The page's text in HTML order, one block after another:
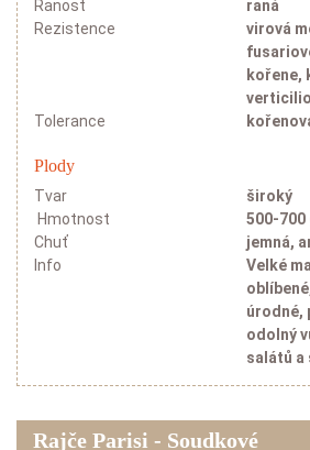
Ranost
raná
Rezistence
virová
kořene,
Tolerance
Plody
Tvar
široký
Hmotnost
500-700
Chuť
jemná,
Info
Velké
úrodné,
odolný
salátů a
Rajče Parisi - Soudkové